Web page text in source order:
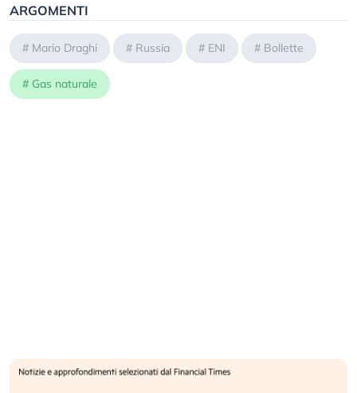
ARGOMENTI
# Mario Draghi # Russia # ENI # Bollette
# Gas naturale